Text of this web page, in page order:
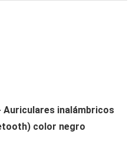
Auriculares inalámbricos
color negro